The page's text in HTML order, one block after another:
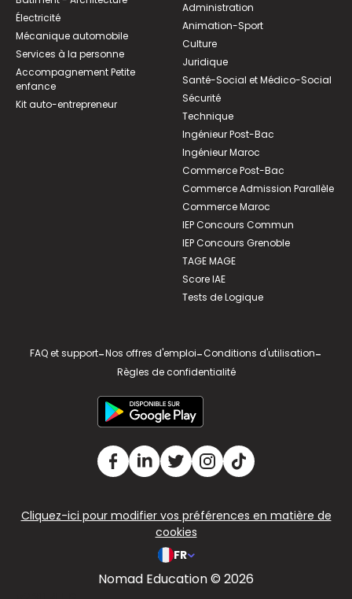
Électricité
Mécanique automobile
Services à la personne
Accompagnement Petite
enfance
Kit auto-entrepreneur
Administration
Animation-Sport
Culture
Juridique
Santé-Social et Médico-Social
Sécurité
Technique
Ingénieur Post-Bac
Ingénieur Maroc
Commerce Post-Bac
Commerce Admission Parallèle
Commerce Maroc
IEP Concours Commun
IEP Concours Grenoble
TAGE MAGE
Score IAE
Tests de Logique
FAQ et support-Nos offres d'emploi-Conditions d'utilisation-
Règles de confidentialité
Cliquez-ici pour modifier vos préférences en matière de
cookies
FR
Nomad Education © 2026